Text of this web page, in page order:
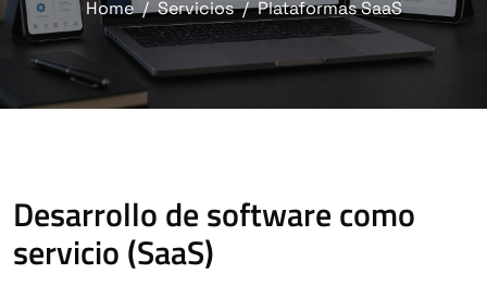
Home Servicios Plataformas SaaS
Desarrollo de software como
servicio (SaaS)